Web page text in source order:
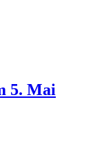
5. Mai